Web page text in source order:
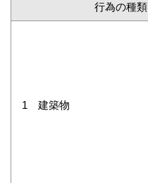
行為の種類
1 建築物